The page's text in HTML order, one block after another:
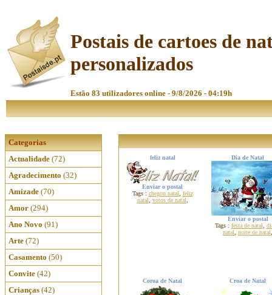
Postais de cartoes de
personalizados
Estão 83 utilizadores online - 9/8/2026 - 04:19h
Categorias
Actualidade (72)
Agradecimento (32)
Amizade (70)
Amor (294)
Ano Novo (91)
Arte (72)
Casamento (50)
Convite (42)
Crianças (42)
feliz natal
Enviar o postal
Tags : chegou natal
feliz
natal
votos de natal
Dia de Natal
Enviar o postal
Tags : festa de natal
natal
noite de natal
Coroa de Natal Croa de Natal